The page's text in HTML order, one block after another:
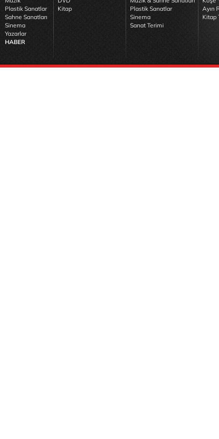
Plastik Sanatlar
Sahne Sanatları
Sinema
Yazarlar
HABER
Kitap
Plastik Sanatlar
Sinema
Sanat Terimi
Ayın
Kitap